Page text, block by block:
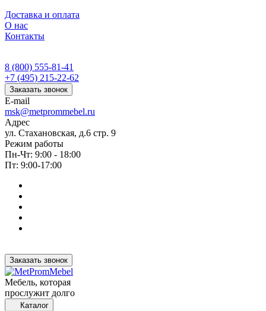
Доставка и оплата
О нас
Контакты
8 (800) 555-81-41
+7 (495) 215-22-62
Заказать звонок
E-mail
msk@metprommebel.ru
Адрес
ул. Стахановская, д.6 стр. 9
Режим работы
Пн-Чт: 9:00 - 18:00
Пт: 9:00-17:00
Заказать звонок
Мебель, которая
прослужит долго
Каталог